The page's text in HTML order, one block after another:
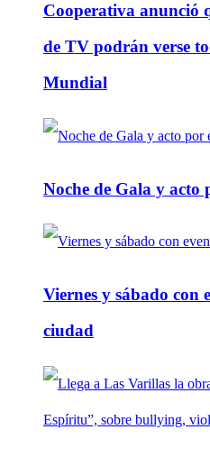
Cooperativa anunció
de TV podrán verse
Mundial
Noche de Gala y acto
Viernes y sábado con
ciudad